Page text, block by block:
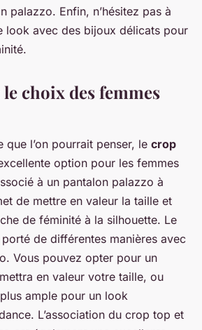
palazzo. Enfin, n’hésitez pas à
look avec des bijoux délicats pour
choix des femmes
que l’on pourrait penser, le crop
option pour les femmes
à un pantalon palazzo à
de mettre en valeur la taille et
de féminité à la silhouette. Le
de différentes manières avec
Vous pouvez opter pour un
en valeur votre taille, ou
ample pour un look
L’association du crop top et